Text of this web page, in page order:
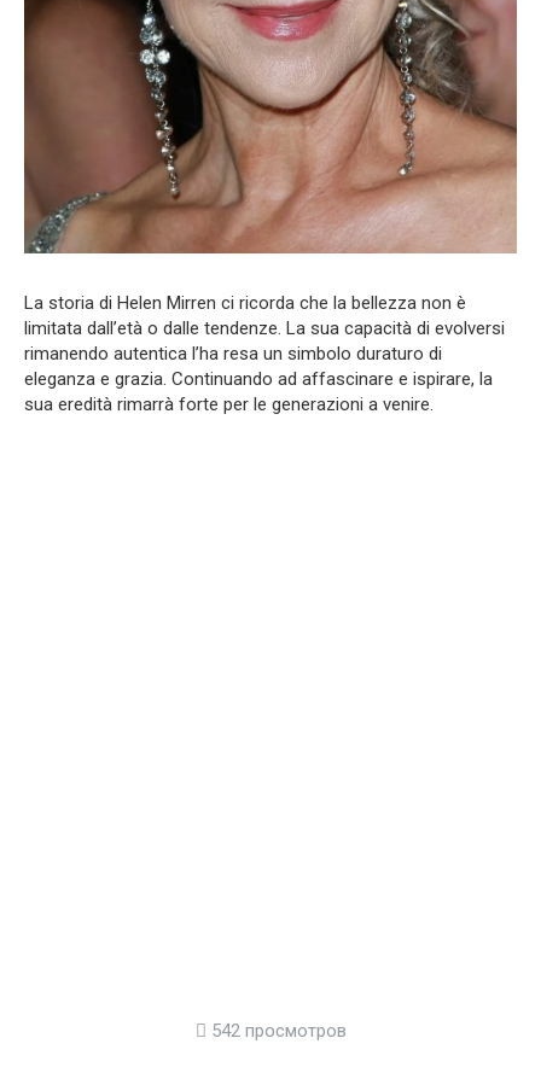
La storia di Helen Mirren ci ricorda che la bellezza non è
limitata dall’età o dalle tendenze. La sua capacità di evolversi
rimanendo autentica l’ha resa un simbolo duraturo di
eleganza e grazia. Continuando ad affascinare e ispirare, la
sua eredità rimarrà forte per le generazioni a venire.
542 просмотров